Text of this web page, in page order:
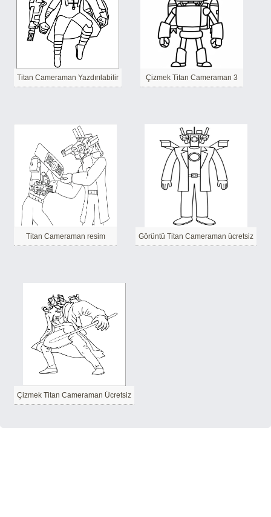
Titan Cameraman Yazdırılabilir Çizmek Titan Cameraman 3
Titan Cameraman resim Görüntü Titan Cameraman ücretsiz
Çizmek Titan Cameraman Ücretsiz